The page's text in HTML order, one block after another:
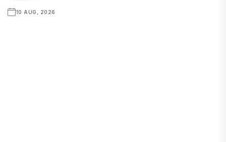
10 AUG, 2026